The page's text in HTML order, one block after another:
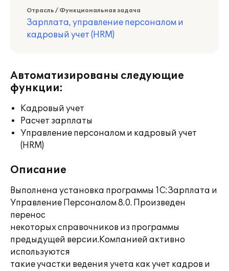
Отрасль / Функциональная задача
Зарплата, управление персоналом и
кадровый учет (HRM)
Автоматизированы следующие
функции:
Кадровый учет
Расчет зарплаты
Управление персоналом и кадровый учет
(HRM)
Описание
Выполнена установка программы 1С:Зарплата и
Управление Персоналом 8.0. Произведен
перенос
некоторых справочников из программы
предыдущей версии.Компанией активно
используются
такие участки ведения учета как учет кадров и